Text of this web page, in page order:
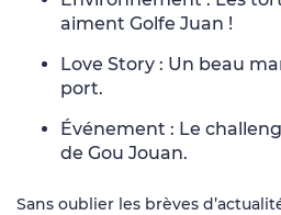
aiment Golfe Juan !
Love Story : Un beau
port.
Événement : Le
de Gou Jouan.
Sans oublier les brèves